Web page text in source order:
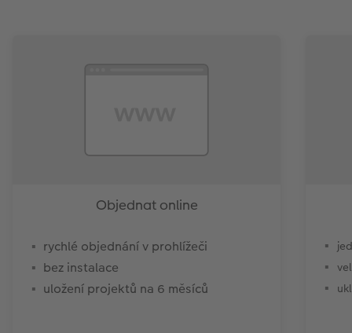
Objednat online
rychlé objednání v prohlížeči
bez instalace
uložení projektů na 6 měsíců